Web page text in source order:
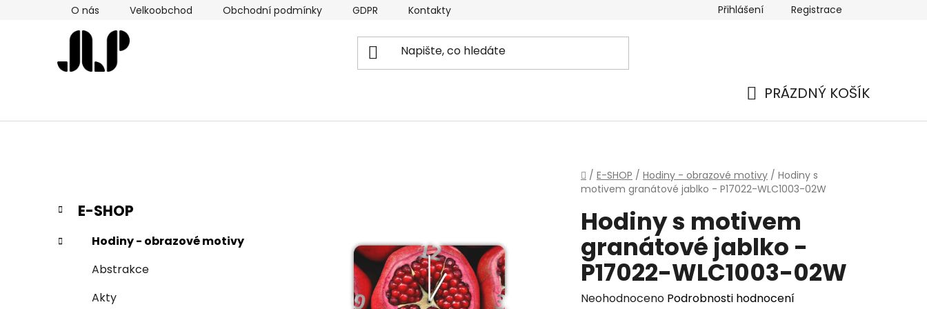
O nás Velkoobchod Obchodní podmínky GDPR Kontakty Přihlášení Registrace
PRÁZDNÝ KOŠÍK
Domů
/ E-SHOP / Hodiny - obrazové motivy / Hodiny s
motivem granátové jablko - P17022-WLC1003-02W
P
s
Přeskočit
kategorie
K
a
t
e
E-SHOP
Hodiny - obrazové motivy
Abstrakce
Akty
Hodiny s motivem
granátové jablko -
P17022-WLC1003-02W
Průměrné
Neohodnoceno Podrobnosti hodnocení